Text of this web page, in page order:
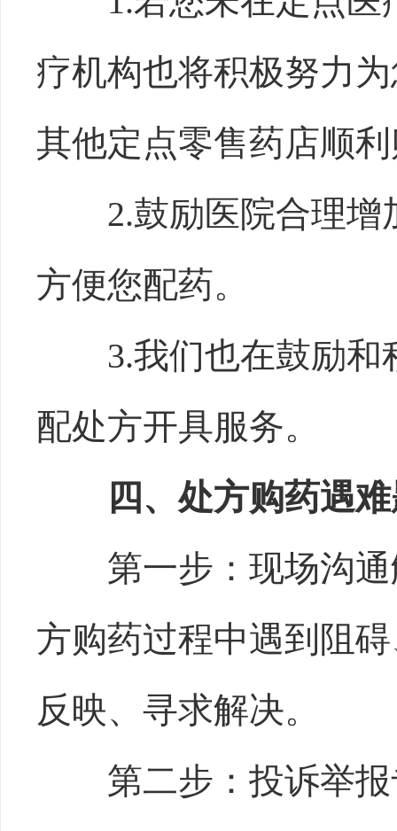
疗机构也将积极努力
其他定点零售药店顺
2.鼓励医院合理
方便您配药。
3.我们也在鼓励
配处方开具服务。
四、处方购药遇
第一步：现场沟
方购药过程中遇到阻
反映、寻求解决。
第二步：投诉举